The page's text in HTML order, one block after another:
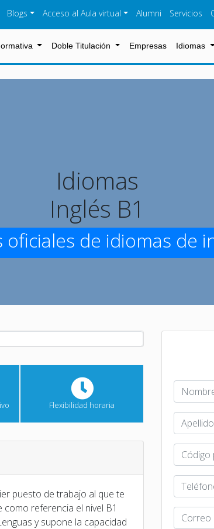
Blogs Acceso al Aula virtual Alumni Servicios
Doble Titulación Empresas Idiomas
Idiomas
Inglés B1
oficiales de idiomas de
Flexibilidad horaria
puesto de trabajo al que te
referencia el nivel B1
y supone la capacidad